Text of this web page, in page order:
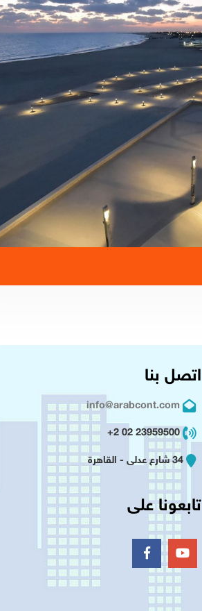
اتصل بنا
info@arabcont.com
23959500 02 2+
34 شارع عدلى - القاهرة
تابعونا على